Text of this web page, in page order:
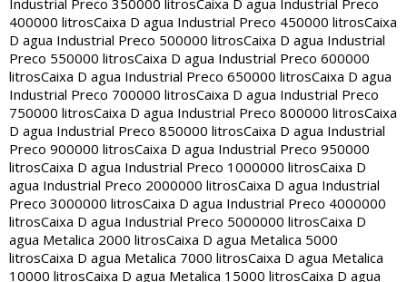
Industrial Preco 350000 litrosCaixa D agua Industrial Preco
400000 litrosCaixa D agua Industrial Preco 450000 litrosCaixa
D agua Industrial Preco 500000 litrosCaixa D agua Industrial
Preco 550000 litrosCaixa D agua Industrial Preco 600000
litrosCaixa D agua Industrial Preco 650000 litrosCaixa D agua
Industrial Preco 700000 litrosCaixa D agua Industrial Preco
750000 litrosCaixa D agua Industrial Preco 800000 litrosCaixa
D agua Industrial Preco 850000 litrosCaixa D agua Industrial
Preco 900000 litrosCaixa D agua Industrial Preco 950000
litrosCaixa D agua Industrial Preco 1000000 litrosCaixa D
agua Industrial Preco 2000000 litrosCaixa D agua Industrial
Preco 3000000 litrosCaixa D agua Industrial Preco 4000000
litrosCaixa D agua Industrial Preco 5000000 litrosCaixa D
agua Metalica 2000 litrosCaixa D agua Metalica 5000
litrosCaixa D agua Metalica 7000 litrosCaixa D agua Metalica
10000 litrosCaixa D agua Metalica 15000 litrosCaixa D agua